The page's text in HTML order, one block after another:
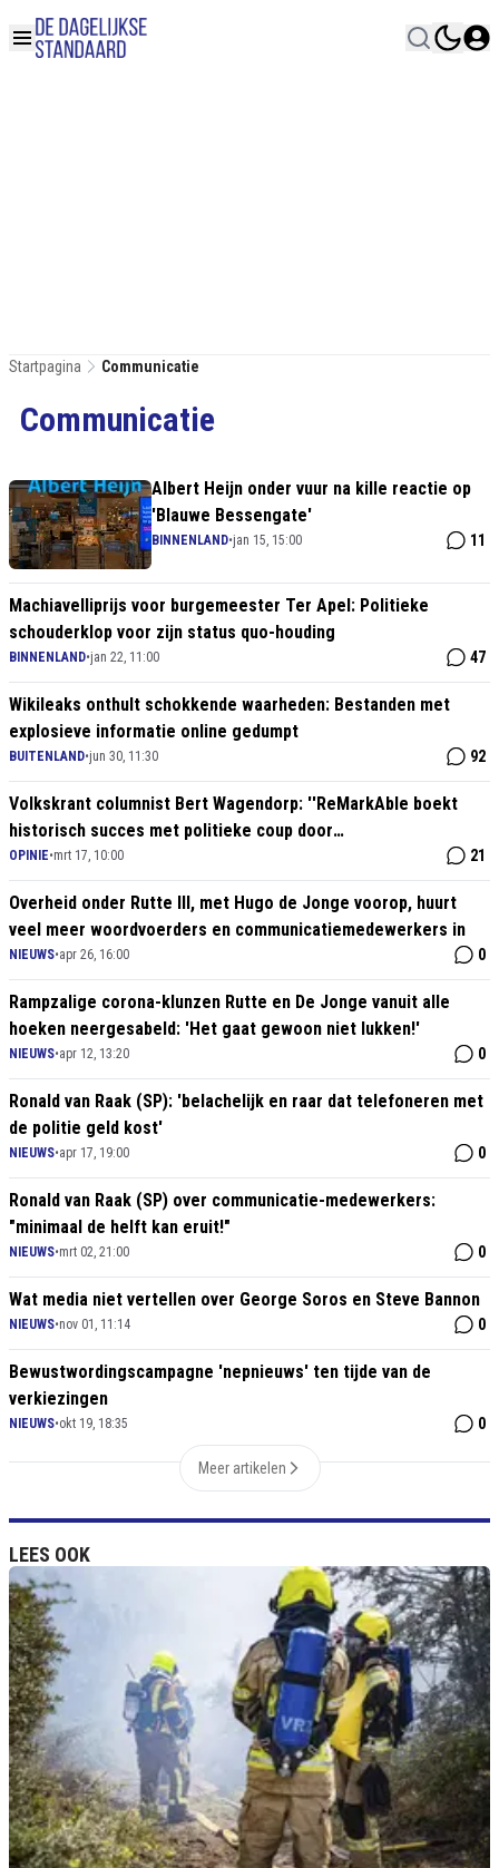
Startpagina Communicatie
Communicatie
Albert Heijn onder vuur na kille reactie op
'Blauwe Bessengate'
BINNENLAND•jan 15, 15:00 11
Machiavelliprijs voor burgemeester Ter Apel: Politieke
schouderklop voor zijn status quo-houding
BINNENLAND•jan 22, 11:00 47
Wikileaks onthult schokkende waarheden: Bestanden met
explosieve informatie online gedumpt
BUITENLAND•jun 30, 11:30 92
Volkskrant columnist Bert Wagendorp: ''ReMarkAble boekt
historisch succes met politieke coup door
BoerBurgerBeweging''
OPINIE•mrt 17, 10:00 21
Overheid onder Rutte III, met Hugo de Jonge voorop, huurt
veel meer woordvoerders en communicatiemedewerkers in
NIEUWS•apr 26, 16:00 0
Rampzalige corona-klunzen Rutte en De Jonge vanuit alle
hoeken neergesabeld: 'Het gaat gewoon niet lukken!'
NIEUWS•apr 12, 13:20 0
Ronald van Raak (SP): 'belachelijk en raar dat telefoneren met
de politie geld kost'
NIEUWS•apr 17, 19:00 0
Ronald van Raak (SP) over communicatie-medewerkers:
"minimaal de helft kan eruit!"
NIEUWS•mrt 02, 21:00 0
Wat media niet vertellen over George Soros en Steve Bannon
NIEUWS•nov 01, 11:14 0
Bewustwordingscampagne 'nepnieuws' ten tijde van de
verkiezingen
NIEUWS•okt 19, 18:35 0
Meer artikelen
LEES OOK